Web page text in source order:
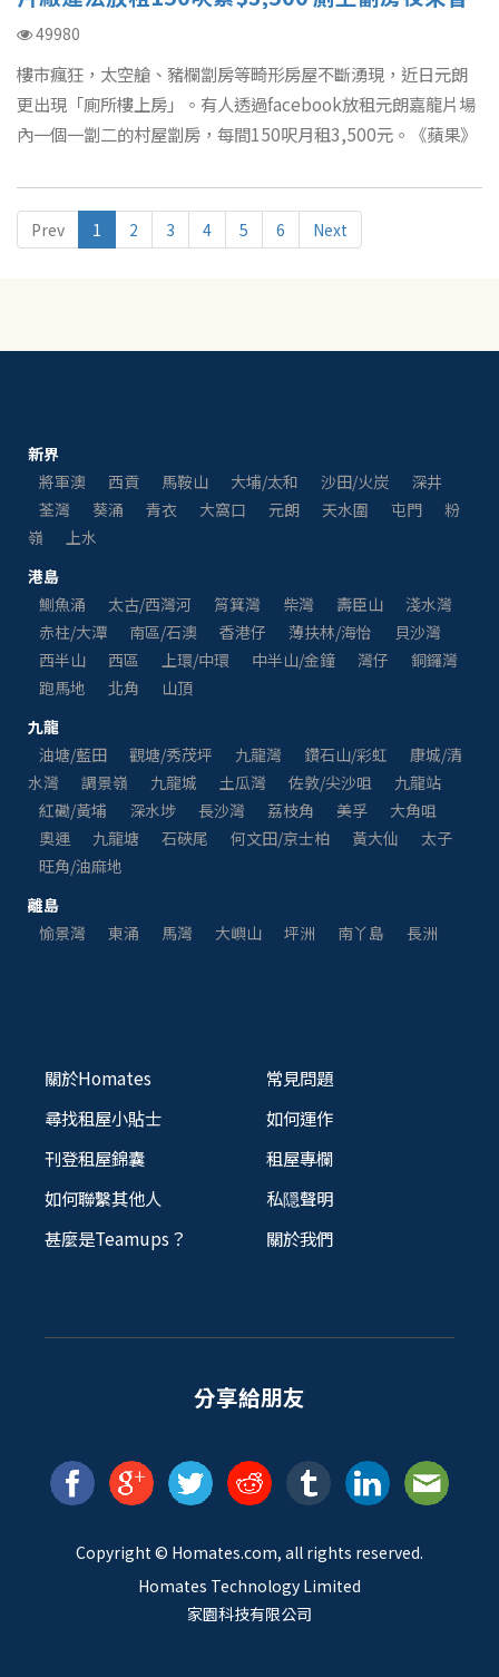
49980
樓市瘋狂，太空艙、豬欄劏房等畸形房屋不斷湧現，近日元朗
更出現「廁所樓上房」。有人透過facebook放租元朗嘉龍片場
內一個一劏二的村屋劏房，每間150呎月租3,500元。《蘋果》
半公廁，更發現有人涉嫌兩年前起已違例發展，將劏房悄悄出
租。規劃署表示會跟進調查，有立法會議員促當局再施辣招打
壓貴租，及從速取締這類違法畸形劏房。
Prev 1 2 3 4 5 6 Next
新界
將軍澳
西貢 馬鞍山 大埔/太和 沙田/火炭
深井
荃灣
葵涌 青衣 大窩口 元朗 天水圍 屯門
粉
嶺
上水
港島
鰂魚涌
太古/西灣河 筲箕灣 柴灣 壽臣山
淺水灣
赤柱/大潭
南區/石澳 香港仔 薄扶林/海怡
貝沙灣
西半山
西區 上環/中環 中半山/金鐘 灣仔
銅鑼灣
跑馬地
北角
山頂
九龍
油塘/藍田
觀塘/秀茂坪 九龍灣 鑽石山/彩虹
康城/清
水灣
調景嶺 九龍城 土瓜灣 佐敦/尖沙咀
九龍站
紅磡/黃埔
深水埗 長沙灣 荔枝角 美孚
大角咀
奧運
九龍塘 石硤尾 何文田/京士柏 黃大仙
太子
旺角/油麻地
離島
愉景灣
東涌 馬灣 大嶼山 坪洲 南丫島 長洲
關於Homates
尋找租屋小貼士
刊登租屋錦囊
如何聯繫其他人
甚麼是Teamups？
常見問題
如何運作
租屋專欄
私隠聲明
關於我們
分享給朋友
Copyright © Homates.com, all rights reserved.
Homates Technology Limited
家園科技有限公司